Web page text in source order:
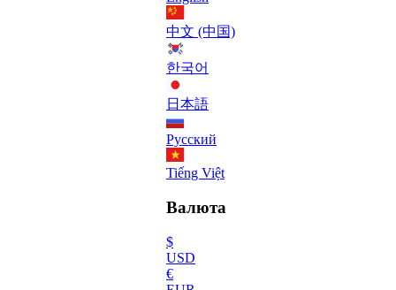
中文 (中国)
한국어
日本語
Русский
Tiếng Việt
Валюта
$
USD
€